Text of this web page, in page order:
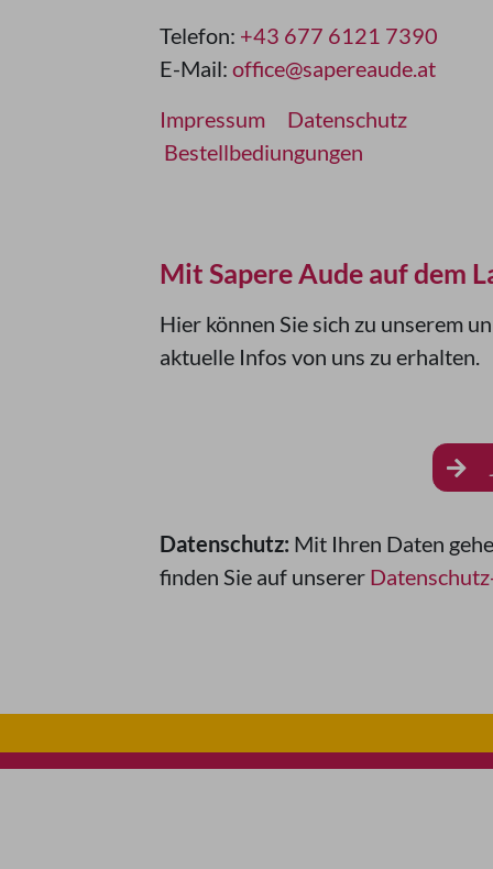
Telefon: +43 677 6121 7390
E-Mail: office@sapereaude.at
Impressum
Datenschutz
Bestellbediungungen
Mit Sapere Aude auf dem
Hier können Sie sich zu unserem
aktuelle Infos von uns zu erhalten.
Datenschutz: Mit Ihren Daten
finden Sie auf unserer